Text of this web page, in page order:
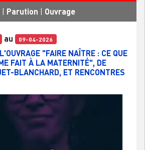
Parution Ouvrage
au 09-04-2026
"FAIRE NAÎTRE : CE QUE
FAIT À LA MATERNITÉ", DE
BLANCHARD, ET RENCONTRES